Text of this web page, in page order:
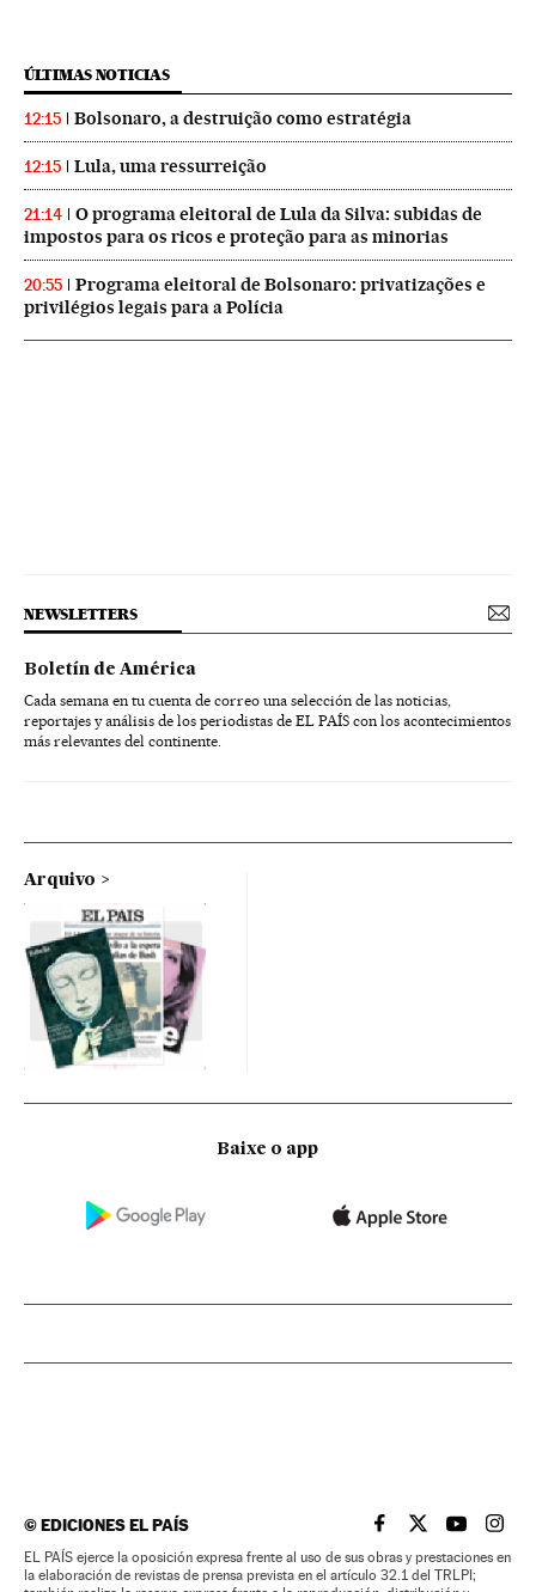
ÚLTIMAS NOTICIAS
12:15 Bolsonaro, a destruição como estratégia
12:15 Lula, uma ressurreição
21:14
O programa eleitoral de Lula da Silva: subidas de
impostos para os ricos e proteção para as minorias
20:55
Programa eleitoral de Bolsonaro: privatizações e
privilégios legais para a Polícia
NEWSLETTERS
Boletín de América
Cada semana en tu cuenta de correo una selección de las noticias,
reportajes y análisis de los periodistas de EL PAÍS con los acontecimientos
más relevantes del continente.
Arquivo
Baixe o app
©EDICIONES EL PAÍS EL PAÍS BRASIL EN
EL PAÍSEL PAÍS
EL
EL PAÍS ejerce la oposición expresa frente al uso de sus obras y prestaciones en
la elaboración de revistas de prensa prevista en el artículo 32.1 del TRLPI;